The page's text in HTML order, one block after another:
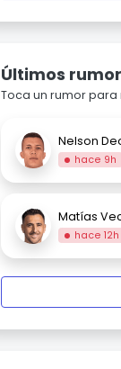
Últimos
Toca un rumor para
Nelson
hace 9h
Matías
hace 12h